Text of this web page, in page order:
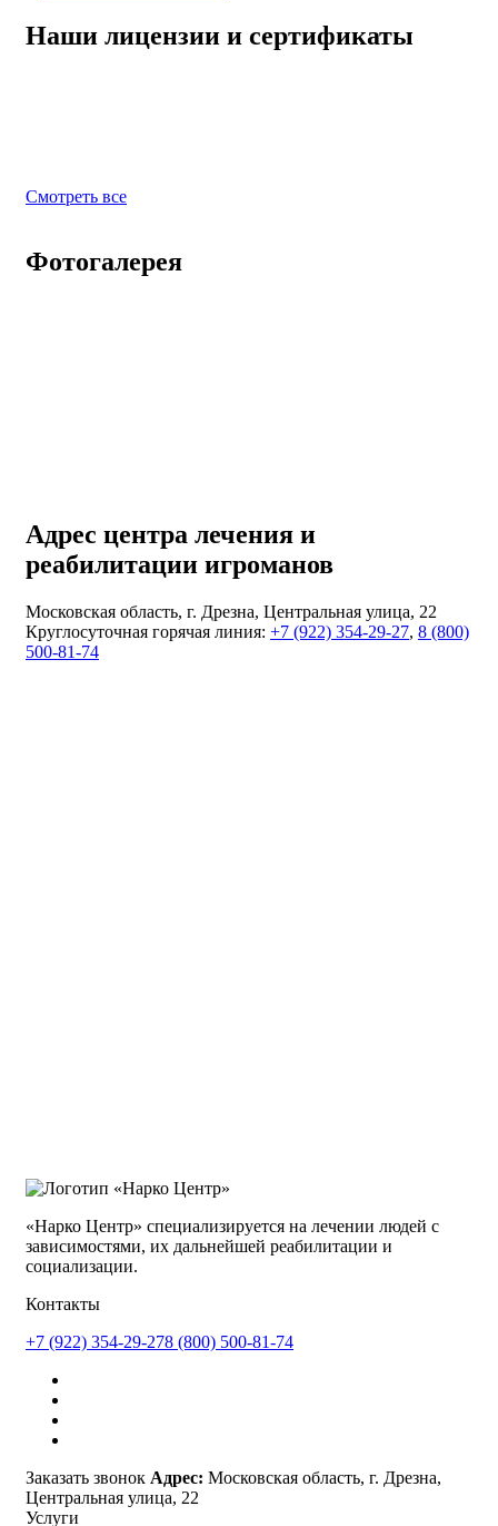
Наши лицензии и сертификаты
Смотреть все
Фотогалерея
Адрес центра лечения и
реабилитации игроманов
Московская область, г. Дрезна, Центральная улица, 22
Круглосуточная горячая линия: +7 (922) 354-29-27, 8 (800)
500-81-74
«Нарко Центр» специализируется на лечении людей с
зависимостями, их дальнейшей реабилитации и
социализации.
Контакты
+7 (922) 354-29-278 (800) 500-81-74
Заказать звонок Адрес: Московская область, г. Дрезна,
Центральная улица, 22
Услуги